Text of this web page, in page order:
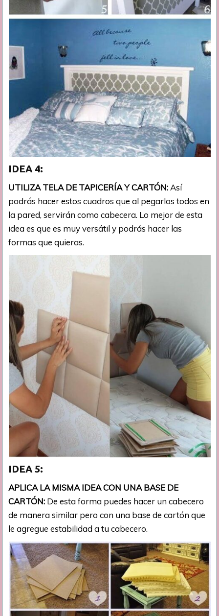
IDEA 4:
UTILIZA TELA DE TAPICERÍA Y CARTÓN: Así
podrás hacer estos cuadros que al pegarlos todos en
la pared, servirán como cabecera. Lo mejor de esta
idea es que es muy versátil y podrás hacer las
formas que quieras.
IDEA 5:
APLICA LA MISMA IDEA CON UNA BASE DE
CARTÓN: De esta forma puedes hacer un cabecero
de manera similar pero con una base de cartón que
le agregue estabilidad a tu cabecero.